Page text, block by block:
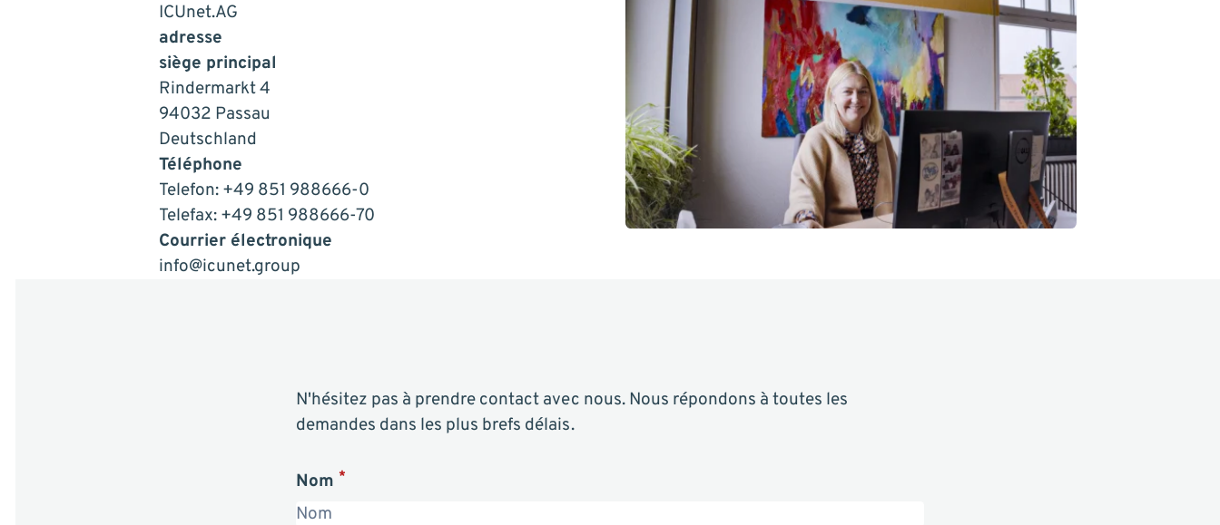
ICUnet.AG
adresse
siège principal
Rindermarkt 4
94032 Passau
Deutschland
Téléphone
Telefon: +49 851 988666-0
Telefax: +49 851 988666-70
Courrier électronique
info@icunet.group
N'hésitez pas à prendre contact avec nous. Nous répondons à toutes les
demandes dans les plus brefs délais.
Nom *